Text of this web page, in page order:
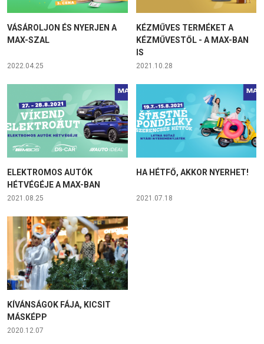
VÁSÁROLJON ÉS NYERJEN A
MAX-SZAL
2022.04.25
KÉZMŰVES TERMÉKET A
KÉZMŰVESTŐL - A MAX-BAN
IS
2021.10.28
ELEKTROMOS AUTÓK
HÉTVÉGÉJE A MAX-BAN
2021.08.25
HA HÉTFŐ, AKKOR NYERHET!
2021.07.18
KÍVÁNSÁGOK FÁJA, KICSIT
MÁSKÉPP
2020.12.07